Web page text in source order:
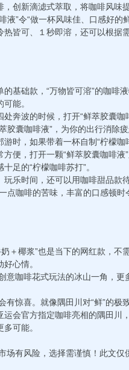
创新滴滤式萃取，将咖啡风味
”令“做一杯风味佳、口感好的
皆可、１秒即溶，还可以根据
础款，“万物皆可溶”的咖啡
能。
波的时候，打开“鲜萃胶囊咖
胶囊咖啡液”，为你的出行消除
，如果带着一杯自制“柠檬咖
方便，打开一颗“鲜萃胶囊咖啡
足的“柠檬咖啡苏打”。
时间，还可以用咖啡甜品款
点咖啡的苦味，丰富的口感顿时
椰浆”也是当下的网红款，不
心情。
咖啡花式玩法的冰山一角，更
喜。就像隅田川对“鲜”的极
运会官方指定咖啡亮相的隅田川
可能。
风险，选择需谨慎！此文仅供